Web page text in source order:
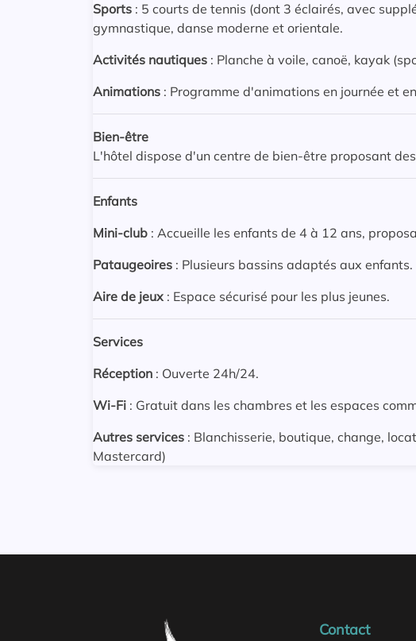
Sports : 5 courts de tennis (dont 3 éclairés, avec
gymnastique, danse moderne et orientale.
Activités nautiques : Planche à voile, canoë, kayak
Animations : Programme d'animations en journée et
Bien-être
L'hôtel dispose d'un centre de bien-être proposant
Enfants
Mini-club : Accueille les enfants de 4 à 12 ans,
Pataugeoires : Plusieurs bassins adaptés aux enfants.
Aire de jeux : Espace sécurisé pour les plus jeunes.
Services
Réception : Ouverte 24h/24.
Wi-Fi : Gratuit dans les chambres et les espaces
Autres services : Blanchisserie, boutique, change,
Mastercard)
Contact